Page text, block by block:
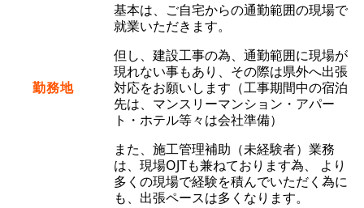
勤務地
基本は、ご自宅からの通勤範囲の現場で
就業いただきます。
但し、建設工事の為、通勤範囲に現場が
現れない事もあり、その際は県外へ出張
対応をお願いします（工事期間中の宿泊
先は、マンスリーマンション・アパー
ト・ホテル等々は会社準備）
また、施工管理補助（未経験者）業務
は、現場OJTも兼ねております為、 より
多くの現場で経験を積んでいただく為に
も、出張ペースは多くなります。